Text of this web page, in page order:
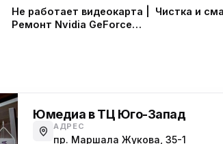
Не работает видеокарта |
Ремонт Nvidia GeForce
Чистка и
Юмедиа в ТЦ Юго-Запад
АДРЕС
пр. Маршала Жукова, 35-1